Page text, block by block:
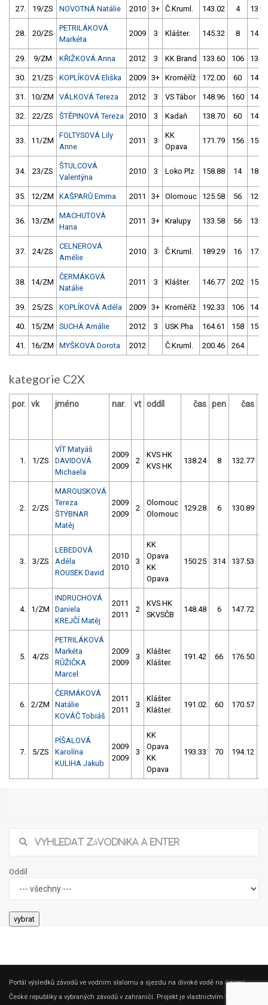
27. 19/ZS NOVOTNÁ Natálie 2010 3+ Č.Kruml. 143.02 4
28. 20/ZS
PETRILÁKOVÁ
Markéta
2009 3 Klášter. 145.32 8
29. 9/ZM KŘIŽKOVÁ Anna 2012 3 KK Brand 133.60 106
30. 21/ZS KOPLÍKOVÁ Eliška 2009 3+ Kroměříž 172.00 60
31. 10/ZM VÁLKOVÁ Tereza 2012 3 VS Tábor 148.96 160
32. 22/ZS ŠTĚPINOVÁ Tereza 2010 3 Kadaň 138.70 60
33. 11/ZM
FOLTYSOVÁ Lily
Anne
2011 3
KK
Opava
171.79 156
34. 23/ZS
ŠTULCOVÁ
Valentýna
2010 3 Loko Plz 158.88 14
35. 12/ZM KAŠPARŮ Emma 2011 3+ Olomouc 125.58 56
36. 13/ZM
MACHUTOVÁ
Hana
2011 3+ Kralupy 133.58 56
37. 24/ZS
CELNEROVÁ
Amélie
2010 3 Č.Kruml. 189.29 16
38. 14/ZM
ČERMÁKOVÁ
Natálie
2011 3 Klášter. 146.77 202
39. 25/ZS KOPLÍKOVÁ Adéla 2009 3+ Kroměříž 192.33 106
40. 15/ZM SUCHÁ Amálie 2012 3 USK Pha 164.61 158
41. 16/ZM MYŠKOVÁ Dorota 2012 Č.Kruml. 200.46 264
kategorie C2X
por. vk jméno nar. vt oddíl čas pen čas
1. 1/ZS
VÍT Matyáš
DAVIDOVÁ
Michaela
2009
2009
2
KVS HK
KVS HK
138.24 8 132.77
2. 2/ZS
MAROUSKOVÁ
Tereza
ŠTÝBNAR
Matěj
2009
2009
2
Olomouc
Olomouc
129.28 6 130.89
3. 3/ZS
LEBEDOVÁ
Adéla
ROUSEK David
2010
2010
3
KK
Opava
KK
Opava
150.25 314 137.53
4. 1/ZM
INDRUCHOVÁ
Daniela
KREJČÍ Matěj
2011
2011
2
KVS HK
SKVSČB
148.48 6 147.72
5. 4/ZS
PETRILÁKOVÁ
Markéta
RŮŽIČKA
Marcel
2009
2009
3
Klášter.
Klášter.
191.42 66 176.50
6. 2/ZM
ČERMÁKOVÁ
Natálie
KOVÁČ Tobiáš
2011
2011
3
Klášter.
Klášter.
191.02 60 170.57
7. 5/ZS
PÍŠALOVÁ
Karolína
KULIHA Jakub
2009
2009
3
KK
Opava
KK
Opava
193.33 70 194.12
Oddíl
Portál výsledků závodů ve vodním slalomu a sjezdu na divoké vodě na území
České republiky a vybraných závodů v zahraničí. Projekt je vlastnictvím ČSK DV